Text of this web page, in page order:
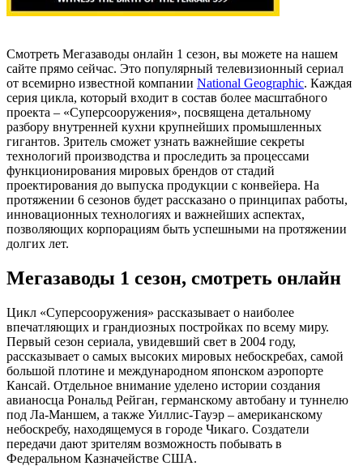
Смотреть Мегазаводы онлайн 1 сезон, вы можете на нашем
сайте прямо сейчас. Это популярный телевизионный сериал
от всемирно известной компании National Geographic. Каждая
серия цикла, который входит в состав более масштабного
проекта – «Суперсооружения», посвящена детальному
разбору внутренней кухни крупнейших промышленных
гигантов. Зритель сможет узнать важнейшие секреты
технологий производства и проследить за процессами
функционирования мировых брендов от стадий
проектирования до выпуска продукции с конвейера. На
протяжении 6 сезонов будет рассказано о принципах работы,
инновационных технологиях и важнейших аспектах,
позволяющих корпорациям быть успешными на протяжении
долгих лет.
Мегазаводы 1 сезон, смотреть онлайн
Цикл «Суперсооружения» рассказывает о наиболее
впечатляющих и грандиозных постройках по всему миру.
Первый сезон сериала, увидевший свет в 2004 году,
рассказывает о самых высоких мировых небоскребах, самой
большой плотине и международном японском аэропорте
Кансай. Отдельное внимание уделено истории создания
авианосца Рональд Рейган, германскому автобану и туннелю
под Ла-Маншем, а также Уиллис-Тауэр – американскому
небоскребу, находящемуся в городе Чикаго. Создатели
передачи дают зрителям возможность побывать в
Федеральном Казначействе США.